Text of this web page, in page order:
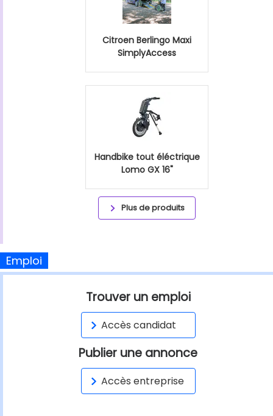
Citroen Berlingo Maxi
SimplyAccess
Handbike tout éléctrique
Lomo GX 16"
Plus de produits
Emploi
Trouver un emploi
Accès candidat
Publier une annonce
Accès entreprise